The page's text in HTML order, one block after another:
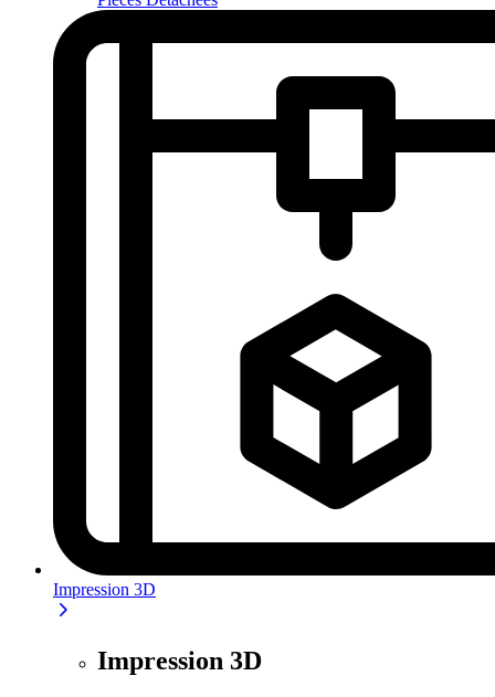
Impression 3D
Impression 3D